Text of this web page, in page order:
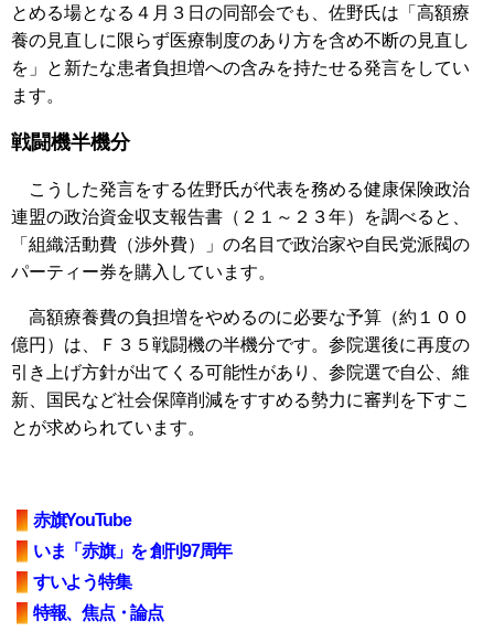
とめる場となる４月３日の同部会でも、佐野氏は「高額療
養の見直しに限らず医療制度のあり方を含め不断の見直し
を」と新たな患者負担増への含みを持たせる発言をしてい
ます。
戦闘機半機分
こうした発言をする佐野氏が代表を務める健康保険政治
連盟の政治資金収支報告書（２１～２３年）を調べると、
「組織活動費（渉外費）」の名目で政治家や自民党派閥の
パーティー券を購入しています。
高額療養費の負担増をやめるのに必要な予算（約１００
億円）は、Ｆ３５戦闘機の半機分です。参院選後に再度の
引き上げ方針が出てくる可能性があり、参院選で自公、維
新、国民など社会保障削減をすすめる勢力に審判を下すこ
とが求められています。
赤旗YouTube
いま「赤旗」を 創刊97周年
すいよう特集
特報、焦点・論点